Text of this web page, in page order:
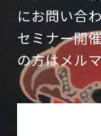
にお問い合
セミナー開
の方はメル